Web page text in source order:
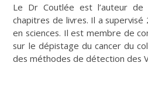
Le Dr Coutlée est l’auteur
chapitres de livres. Il a
en sciences. Il est membre de
sur le dépistage du cancer du
des méthodes de détection des